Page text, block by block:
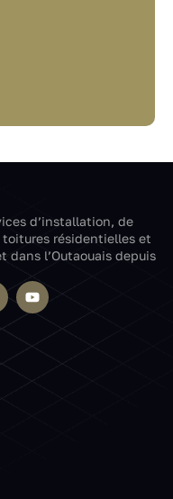
d’installation, de
résidentielles et
dans l’Outaouais depuis